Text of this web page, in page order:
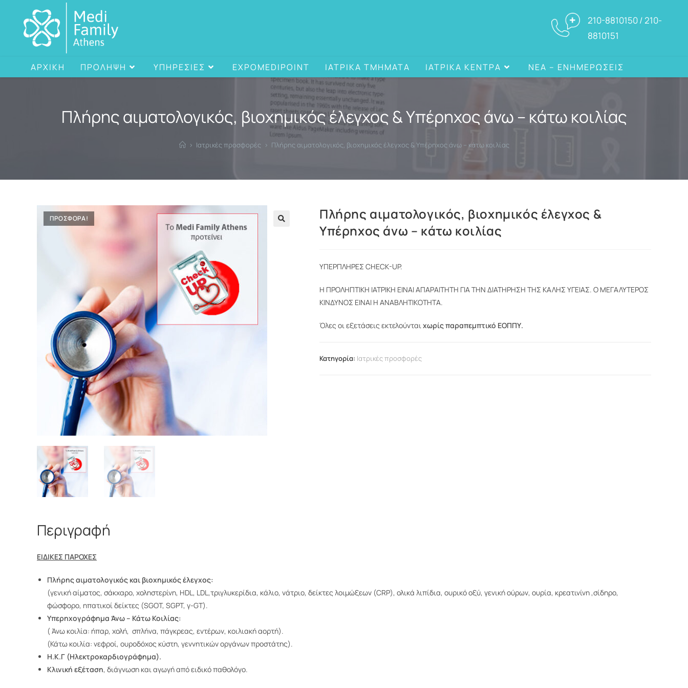
210-8810150 / 210-
8810151
ΑΡΧΙΚΗ ΠΡΟΛΗΨΗ ΥΠΗΡΕΣΙΕΣ EXPOMEDIPOINT ΙΑΤΡΙΚΑ ΤΜΗΜΑΤΑ ΙΑΤΡΙΚΑ ΚΕΝΤΡΑ ΝΕΑ – ΕΝΗΜΕΡΩΣΕΙΣ
Πλήρης αιματολογικός, βιοχημικός έλεγχος & Υπέρηχος άνω – κάτω κοιλίας
> Ιατρικές προσφορές > Πλήρης αιματολογικός, βιοχημικός έλεγχος & Υπέρηχος άνω – κάτω κοιλίας
ΠΡΟΣΦΟΡΑ!
Πλήρης αιματολογικός, βιοχημικός έλεγχος &
Υπέρηχος άνω – κάτω κοιλίας
ΥΠΕΡΠΛΗΡΕΣ CHECK-UP.
Η ΠΡΟΛΗΠΤΙΚΗ ΙΑΤΡΙΚΗ ΕΙΝΑΙ ΑΠΑΡΑΙΤΗΤΗ ΓΙΑ ΤΗΝ ΔΙΑΤΗΡΗΣΗ ΤΗΣ ΚΑΛΗΣ ΥΓΕΙΑΣ. Ο ΜΕΓΑΛΥΤΕΡΟΣ
ΚΙΝΔΥΝΟΣ ΕΙΝΑΙ Η ΑΝΑΒΛΗΤΙΚΟΤΗΤΑ.
Όλες οι εξετάσεις εκτελούνται χωρίς παραπεμπτικό ΕΟΠΠΥ.
Κατηγορία: Ιατρικές προσφορές
Περιγραφή
ΕΙΔΙΚΕΣ ΠΑΡΟΧΕΣ
Πλήρης αιματολογικός και βιοχημικός έλεγχος:
(γενική αίματος, σάκχαρο, χοληστερίνη, HDL, LDL,τριγλυκερίδια, κάλιο, νάτριο, δείκτες λοιμώξεων (CRP), ολικά λιπίδια, ουρικό οξύ, γενική ούρων, ουρία, κρεατινίνη ,σίδηρο,
φώσφορο, ηπατικοί δείκτες (SGOT, SGPT, γ-GT).
Υπερηχογράφημα Άνω– Κάτω Κοιλίας:
( Άνω κοιλία: ήπαρ, χολή, σπλήνα, πάγκρεας, εντέρων, κοιλιακή αορτή).
(Κάτω κοιλία: νεφροί, ουροδόχος κύστη, γεννητικών οργάνων προστάτης).
Η.Κ.Γ (Ηλεκτροκαρδιογράφημα).
Κλινική εξέταση, διάγνωση και αγωγή από ειδικό παθολόγο.